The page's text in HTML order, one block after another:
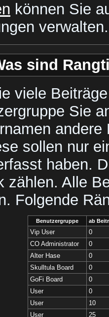
können Sie
verwalten.
sind
viele
Sie
sollen nur
haben.
zählen. Alle
Folgende
Benutzergruppe ab
Vip User
0
CO Administrator
0
Alter Hase
0
Skulltula Board
0
GoFi Board
0
User
0
User
10
User
25